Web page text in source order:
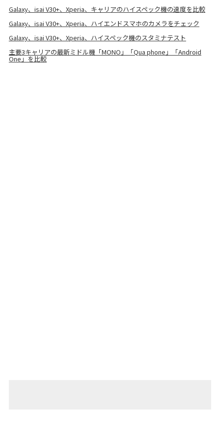
Galaxy、isai V30+、Xperia、キャリアのハイスペック機の速度を比較
Galaxy、isai V30+、Xperia、ハイエンドスマホのカメラをチェック
Galaxy、isai V30+、Xperia、ハイスペック機のスタミナテスト
主要3キャリアの最新ミドル機「MONO」「Qua phone」「Android
One」を比較